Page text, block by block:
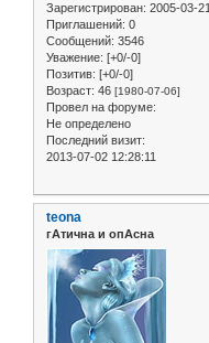
Зарегистрирован: 2005-03-21
Приглашений: 0
Сообщений: 3546
Уважение: [+0/-0]
Позитив: [+0/-0]
Возраст: 46 [1980-07-06]
Провел на форуме:
Не определено
Последний визит:
2013-07-02 12:28:11
teona
гАтична и опАсна